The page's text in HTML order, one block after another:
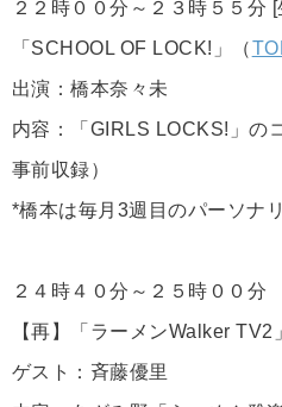
２２時００分～２３時５５分 [
「SCHOOL OF LOCK!」（
出演：橋本奈々未
内容：「GIRLS LOCKS!」の
事前収録）
*橋本は毎月3週目のパーソナ
２４時４０分～２５時００分
【再】「ラーメンWalker TV2
ゲスト：斉藤優里